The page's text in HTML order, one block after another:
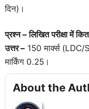
दिन)।
प्रश्न – लिखित परीक्षा में
उत्तर – 150 मार्क्स (LDC/
मार्किंग 0.25।
About the